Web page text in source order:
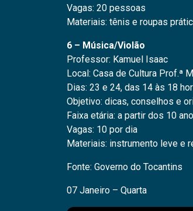
Vagas: 20 pessoas
Materiais: tênis e roupas
6 – Música/Violão
Professor: Kamuel Isaac
Local: Casa de Cultura Prof.ª
Dias: 23 e 24, das 14 às 18
Objetivo: dicas, conselhos e
Faixa etária: a partir dos 10
Vagas: 10 por dia
Materiais: instrumento leve e
Fonte: Governo do Tocantins
07 Janeiro – Quarta